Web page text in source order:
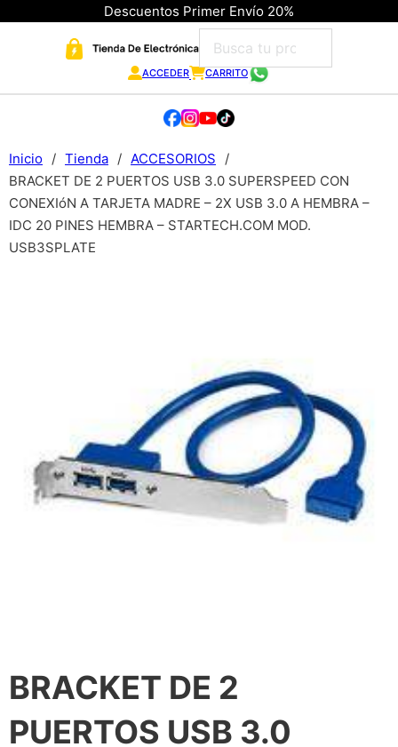
Descuentos Primer Envío 20%
ACCEDER CARRITO
Inicio / Tienda / ACCESORIOS
/
BRACKET DE 2 PUERTOS USB 3.0 SUPERSPEED CON
CONEXIóN A TARJETA MADRE – 2X USB 3.0 A HEMBRA –
IDC 20 PINES HEMBRA – STARTECH.COM MOD.
USB3SPLATE
BRACKET DE 2
PUERTOS USB 3.0